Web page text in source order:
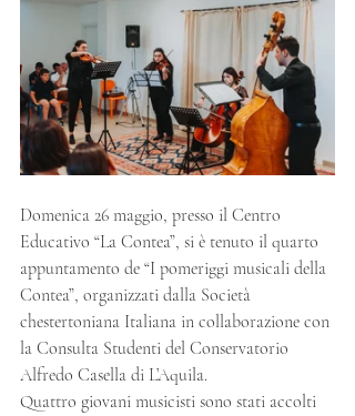
Domenica 26 maggio, presso il Centro
Educativo “La Contea”, si è tenuto il quarto
appuntamento de “I pomeriggi musicali della
Contea”, organizzati dalla Società
chestertoniana Italiana in collaborazione con
la Consulta Studenti del Conservatorio
Alfredo Casella di L’Aquila.
Quattro giovani musicisti sono stati accolti